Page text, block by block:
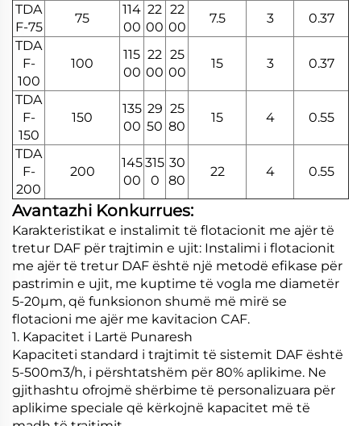
TDA
F-75
75
114
00
22
00
22
00
7.5 3
0.37
TDA
F-
100
100
115
00
22
00
25
00
15 3 0.37
TDA
F-
150
150
135
00
29
50
25
80
15 4 0.55
TDA
F-
200
200
145
00
315
0
30
80
22 4 0.55
Avantazhi Konkurrues:
Karakteristikat e instalimit të flotacionit me ajër të
tretur DAF për trajtimin e ujit: Instalimi i flotacionit
me ajër të tretur DAF është një metodë efikase për
pastrimin e ujit, me kuptime të vogla me diametër
5-20μm, që funksionon shumë më mirë se
flotacioni me ajër me kavitacion CAF.
1. Kapacitet i Lartë Punaresh
Kapaciteti standard i trajtimit të sistemit DAF është
5-500m3/h, i përshtatshëm për 80% aplikime. Ne
gjithashtu ofrojmë shërbime të personalizuara për
aplikime speciale që kërkojnë kapacitet më të